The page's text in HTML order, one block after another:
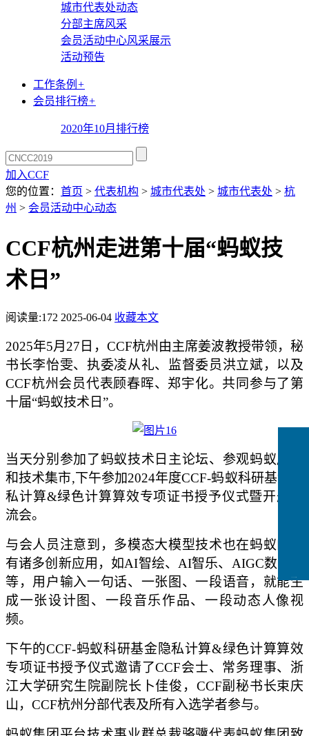
城市代表处动态
分部主席风采
会员活动中心风采展示
活动预告
工作条例 +
会员排行榜+
2020年10月排行榜
加入CCF
您的位置： 首页 > 代表机构 > 城市代表处 > 城市代表处 > 杭
州 > 会员活动中心动态
CCF杭州走进第十届“蚂蚁技
术日”
阅读量:172 2025-06-04 收藏本文
2025年5月27日 ， CCF杭州由主席姜波教授带领，秘
书长李怡雯、执委凌从礼、监督委员洪立斌，以及
CCF杭州会员代表顾春晖、郑宇化。共同参与了第
十届“蚂蚁技术日”。
当天分别参加了蚂蚁技术日 主论坛、参观蚂蚁展厅
和技术集市,下午参加2024年度CCF-蚂蚁科研基金隐
私计算&绿色计算算效专项证书授予仪式暨开题交
流会。
与会人员注意到，多模态大模型技术也在蚂蚁内部
有诸多创新应用，如AI智绘、AI智乐、AIGC数字人
等，用户输入一句话、一张图、一段语音，就能生
成一张设计图、一段音乐作品、一段动态人像视
频。
下午的CCF-蚂蚁科研基金隐私计算&绿色计算算效
专项证书授予仪式邀请了CCF会士、常务理事、浙
江大学研究生院副院长卜佳俊，CCF副秘书长束庆
山，CCF杭州分部代表及所有入选学者参与。